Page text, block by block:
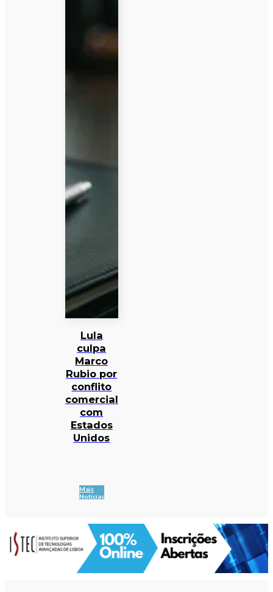
Lula
culpa
Marco
Rubio por
conflito
comercial
com
Estados
Unidos
Mais
Notícias